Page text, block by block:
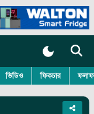
ভিডিও ফিকচার